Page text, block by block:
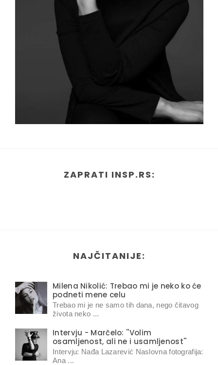
ZAPRATI INSP.RS:
NAJČITANIJE:
Milena Nikolić: Trebao mi je neko ko će
podneti mene celu
Trebao mi je ne samo tih dana, nego čitavog
života neko ...
Intervju - Marčelo: ''Volim
osamljenost, ali ne i usamljenost''
Intervju: Nađa Lazarević Naslovna fotografija:
Ana ...